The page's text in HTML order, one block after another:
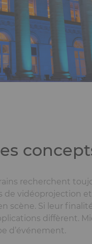
recherchent
vidéoprojection
scène. Si leur
diffèrent.
d’événement.